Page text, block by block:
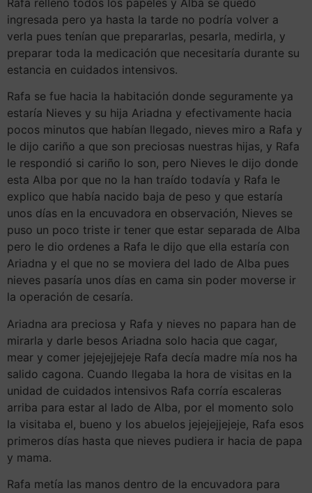
Rafa relleno todos los papeles y Alba se quedo
ingresada pero ya hasta la tarde no podría volver a
verla pues tenían que prepararlas, pesarla, medirla, y
preparar toda la medicación que necesitaría durante su
estancia en cuidados intensivos.
Rafa se fue hacia la habitación donde seguramente ya
estaría Nieves y su hija Ariadna y efectivamente hacia
pocos minutos que habían llegado, nieves miro a Rafa y
le dijo cariño a que son preciosas nuestras hijas, y Rafa
le respondió si cariño lo son, pero Nieves le dijo donde
esta Alba por que no la han traído todavía y Rafa le
explico que había nacido baja de peso y que estaría
unos días en la encuvadora en observación, Nieves se
puso un poco triste ir tener que estar separada de Alba
pero le dio ordenes a Rafa le dijo que ella estaría con
Ariadna y el que no se moviera del lado de Alba pues
nieves pasaría unos días en cama sin poder moverse ir
la operación de cesaría.
Ariadna ara preciosa y Rafa y nieves no papara han de
mirarla y darle besos Ariadna solo hacia que cagar,
mear y comer jejejejjejeje Rafa decía madre mía nos ha
salido cagona. Cuando llegaba la hora de visitas en la
unidad de cuidados intensivos Rafa corría escaleras
arriba para estar al lado de Alba, por el momento solo
la visitaba el, bueno y los abuelos jejejejjejeje, Rafa esos
primeros días hasta que nieves pudiera ir hacia de papa
y mama.
Rafa metía las manos dentro de la encuvadora para